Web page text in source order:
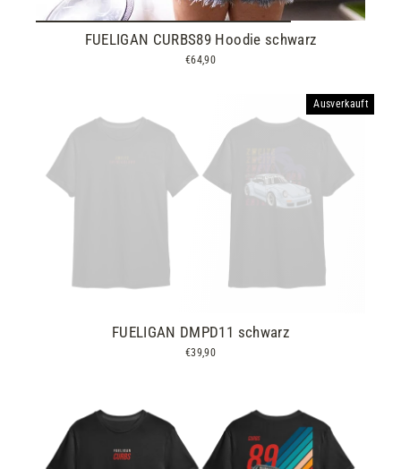
FUELIGAN CURBS89 Hoodie schwarz
€64,90
Ausverkauft
FUELIGAN DMPD11 schwarz
€39,90